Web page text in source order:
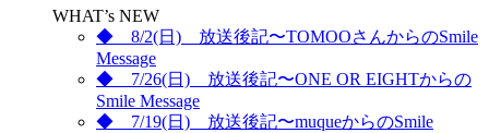
WHAT’s NEW
◆ 8/2(日) 放送後記〜TOMOOさんからのSmile
Message
◆ 7/26(日) 放送後記〜ONE OR EIGHTからの
Smile Message
◆ 7/19(日) 放送後記〜muqueからのSmile